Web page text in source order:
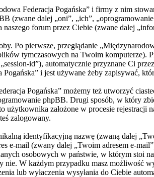
Federacja Pogańska” i firmy z nim
(zwane dalej „oni”, „ich”,
forum przez Ciebie (zwane dalej
Po pierwsze, przeglądanie
tymczasowych na Twoim komputerze).
id”), automatycznie przyznane Ci
i jest używane żeby zapisywać,
Pogańska” możemy też utworzyć
phpBB. Drugi sposób, w który
założone w procesie rejestracji
zalogowany.
identyfikacyjną nazwę (zwaną dalej
e-mail (zwany dalej „Twoim adresem e-
osobowych w państwie, w którym stoi
nie. W każdym przypadku masz
lub wyłaczenia wysyłania do Ciebie